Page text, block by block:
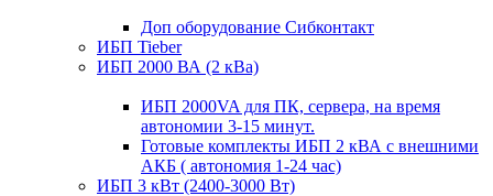
Доп оборудование Сибконтакт
ИБП Tieber
ИБП 2000 ВА (2 кВа)
ИБП 2000VA для ПК, сервера, на время
автономии 3-15 минут.
Готовые комплекты ИБП 2 кВА с внешними
АКБ ( автономия 1-24 час)
ИБП 3 кВт (2400-3000 Вт)